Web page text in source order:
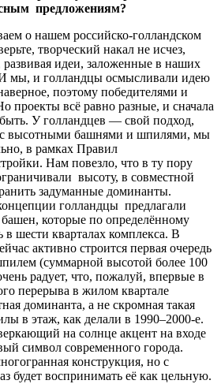
предложениям?
о нашем российско-голландском
творческий накал не исчез,
идеи, заложенные в наших
мы, и голландцы осмысливали идею
поэтому победителями и
проекты всё равно разные, и сначала
У голландцев — свой подход,
с высотными башнями и шпилями, мы
в рамках Правил
Нам повезло, что в ту пору
высоту, в совместной
задуманные доминанты.
голландцы предлагали
которые по определённому
в шести кварталах комплекса. В
активно строится первая очередь
(суммарной высотой более 100
радует, что, пожалуй, впервые в
перерыва в жилом квартале
доминанта, а не скромная такая
в этаж, как делали в 1990–2000-е.
на солнце акцент на входе
символ современного города.
конструкция, но с
будет воспринимать её как цельную.